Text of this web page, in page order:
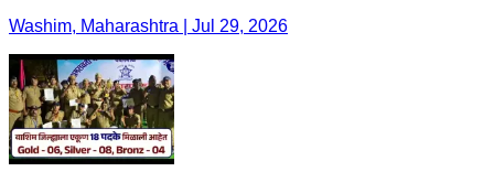
Washim, Maharashtra | Jul 29, 2026